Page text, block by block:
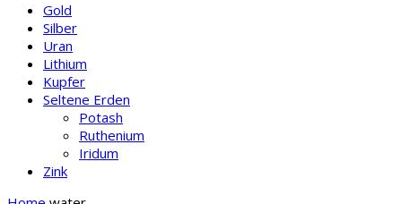
Gold
Silber
Uran
Lithium
Kupfer
Seltene Erden
Potash
Ruthenium
Iridum
Zink